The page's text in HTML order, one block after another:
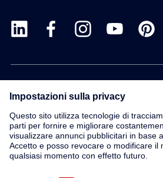
Prodotti
Servizio
Contatto